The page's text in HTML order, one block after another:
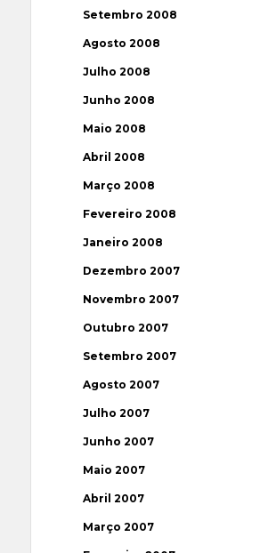
Setembro 2008
Agosto 2008
Julho 2008
Junho 2008
Maio 2008
Abril 2008
Março 2008
Fevereiro 2008
Janeiro 2008
Dezembro 2007
Novembro 2007
Outubro 2007
Setembro 2007
Agosto 2007
Julho 2007
Junho 2007
Maio 2007
Abril 2007
Março 2007